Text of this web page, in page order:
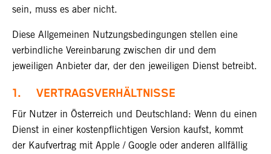
sein, muss es aber nicht.
Diese Allgemeinen Nutzungsbedingungen stellen eine
verbindliche Vereinbarung zwischen dir und dem
jeweiligen Anbieter dar, der den jeweiligen Dienst betreibt.
1. VERTRAGSVERHÄLTNISSE
Für Nutzer in Österreich und Deutschland: Wenn du einen
Dienst in einer kostenpflichtigen Version kaufst, kommt
der Kaufvertrag mit Apple / Google oder anderen allfällig